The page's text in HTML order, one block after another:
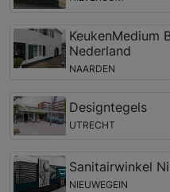
KeukenMedium
Nederland
NAARDEN
Designtegels
UTRECHT
Sanitairwinkel
NIEUWEGEIN